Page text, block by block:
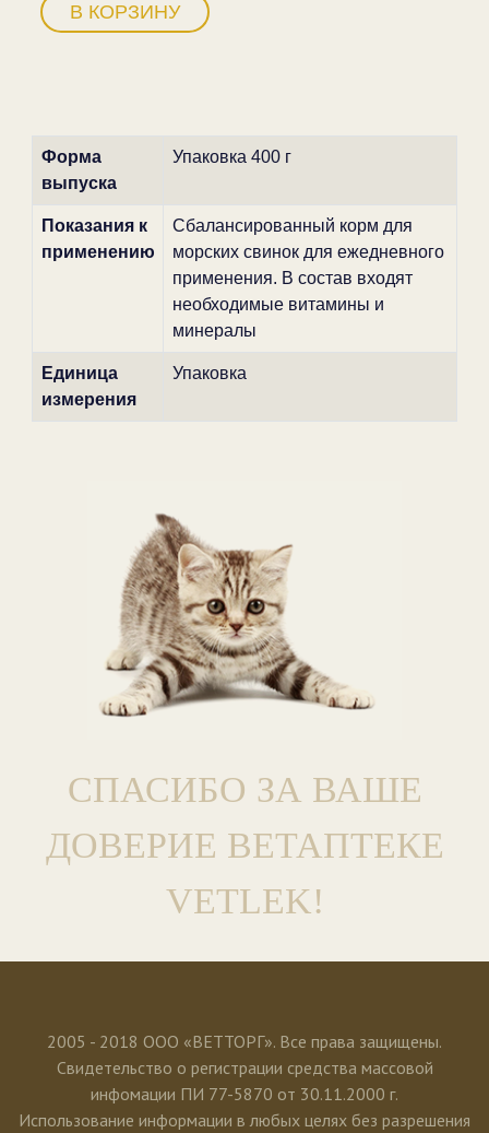
В КОРЗИНУ
Форма
выпуска
Упаковка 400 г
Показания к
применению
Сбалансированный корм для
морских свинок для ежедневного
применения. В состав входят
необходимые витамины и
минералы
Единица
измерения
Упаковка
СПАСИБО ЗА ВАШЕ
ДОВЕРИЕ ВЕТАПТЕКЕ
VETLEK!
2005 - 2018 ООО «ВЕТТОРГ». Все права защищены.
Свидетельство о регистрации средства массовой
инфомации ПИ 77-5870 от 30.11.2000 г.
Использование информации в любых целях без разрешения